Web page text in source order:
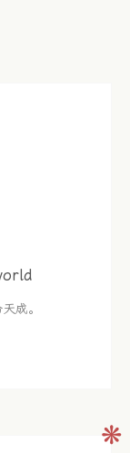
成。
❋